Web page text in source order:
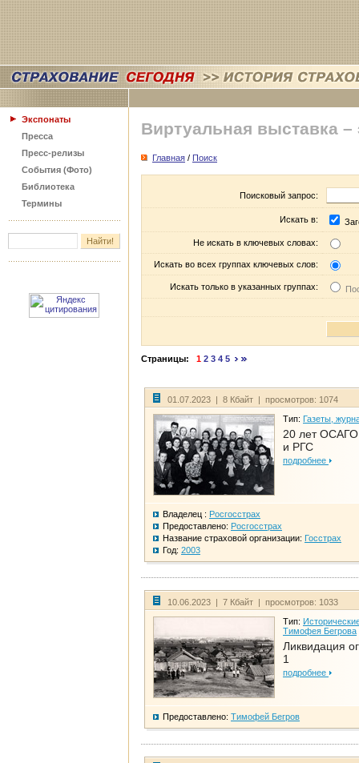
Экспонаты
Пресса
Пресс-релизы
События (Фото)
Библиотека
Термины
Виртуальная выставка –
Главная / Поиск
Поисковый запрос:
Искать в:
Не искать в ключевых словах:
Искать во всех группах ключевых слов:
Искать только в указанных группах:
Страницы: 1 2 3 4 5
01.07.2023 | 8 Кбайт | просмотров: 1074
Тип: Газеты,
20 лет
и РГС
подробнее
Владелец : Росгосстрах
Предоставлено: Росгосстрах
Название страховой организации: Госстрах
Год: 2003
10.06.2023 | 7 Кбайт | просмотров: 1033
Тип:
Тимофея Бегрова
Ликвидация
1
подробнее
Предоставлено: Тимофей Бегров